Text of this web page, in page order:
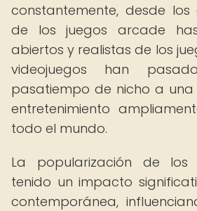
constantemente, desde los
de los juegos arcade
abiertos y realistas de los
videojuegos han
pasatiempo de nicho a
entretenimiento
todo el mundo.
La popularización de los
tenido un impacto
contemporánea,